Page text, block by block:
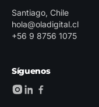
Santiago, Chile
hola@oladigital.cl
+56 9 8756 1075
Síguenos